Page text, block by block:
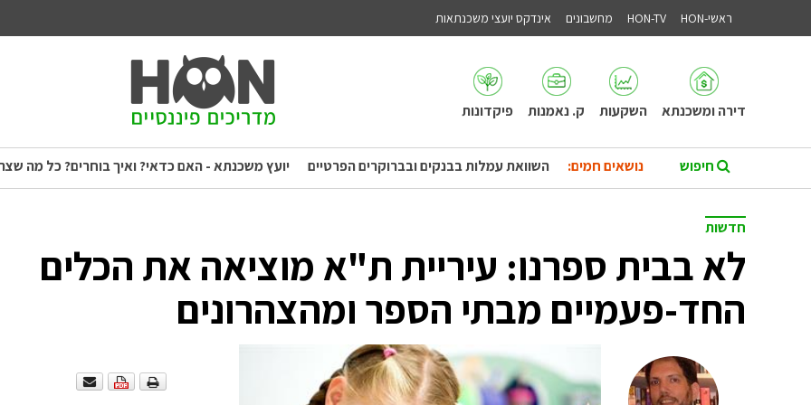
ראשי-HON HON-TV מחשבונים אינדקס יועצי משכנתאות
דירה ומשכנתא השקעות ק. נאמנות פיקדונות
נושאים חמים: השוואת עמלות בבנקים ובברוקרים הפרטיים יועץ משכנתא - האם כדאי? ואיך בוחרים? כל מה
חדשות
לא בבית ספרנו: עיריית ת"א מוציאה את הכלים
החד-פעמיים מבתי הספר ומהצהרונים